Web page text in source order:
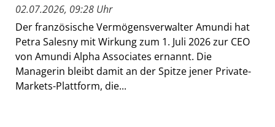
02.07.2026, 09:28 Uhr
Der französische Vermögensverwalter Amundi hat
Petra Salesny mit Wirkung zum 1. Juli 2026 zur CEO
von Amundi Alpha Associates ernannt. Die
Managerin bleibt damit an der Spitze jener Private-
Markets-Plattform, die...